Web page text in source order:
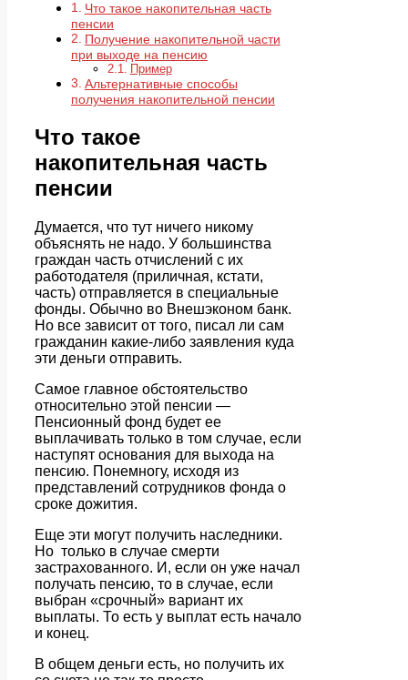
Что такое накопительная часть
пенсии
Получение накопительной части
при выходе на пенсию
Пример
Альтернативные способы
получения накопительной пенсии
Что такое
накопительная часть
пенсии
Думается, что тут ничего никому
объяснять не надо. У большинства
граждан часть отчислений с их
работодателя (приличная, кстати,
часть) отправляется в специальные
фонды. Обычно во Внешэконом банк.
Но все зависит от того, писал ли сам
гражданин какие-либо заявления куда
эти деньги отправить.
Самое главное обстоятельство
относительно этой пенсии —
Пенсионный фонд будет ее
выплачивать только в том случае, если
наступят основания для выхода на
пенсию. Понемногу, исходя из
представлений сотрудников фонда о
сроке дожития.
Еще эти могут получить наследники.
Но только в случае смерти
застрахованного. И, если он уже начал
получать пенсию, то в случае, если
выбран «срочный» вариант их
выплаты. То есть у выплат есть начало
и конец.
В общем деньги есть, но получить их